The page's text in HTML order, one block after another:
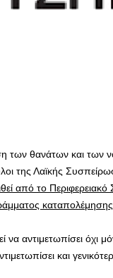
των θανάτων και των
της Λαϊκής
από το
να αντιμετωπίσει όχι
και